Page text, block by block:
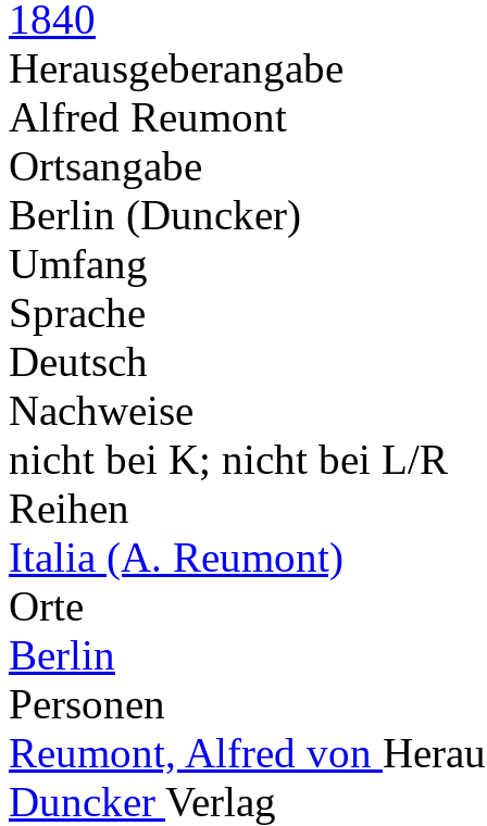
1840
Herausgeberangabe
Alfred Reumont
Ortsangabe
Berlin (Duncker)
Umfang
Sprache
Deutsch
Nachweise
nicht bei K; nicht bei L/R
Reihen
Italia (A. Reumont)
Orte
Berlin
Personen
Reumont, Alfred von
Duncker Verlag